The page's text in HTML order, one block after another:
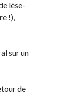
lèse-
!),
sur un
de